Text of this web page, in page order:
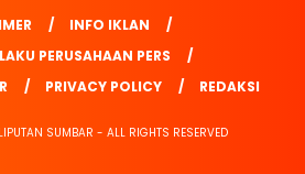
INFO IKLAN
PERUSAHAAN PERS
PRIVACY POLICY REDAKSI
SUMBAR - ALL RIGHTS RESERVED